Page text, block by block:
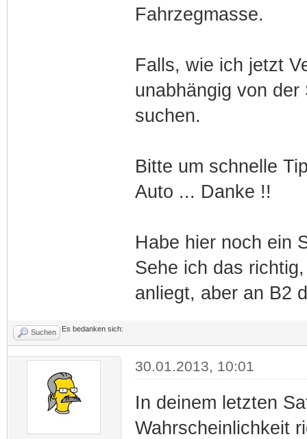
Fahrzegmasse.
Falls, wie ich jetzt
unabhängig von
suchen.
Bitte um schnelle
Auto ... Danke !!
Habe hier noch ein
Sehe ich das
anliegt, aber an B2
Suchen Es bedanken sich:
30.01.2013, 10:01
In deinem letzten
Wahrscheinlichkeit